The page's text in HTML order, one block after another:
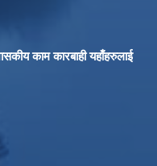
काम कारबाही यहाँहरुलाई